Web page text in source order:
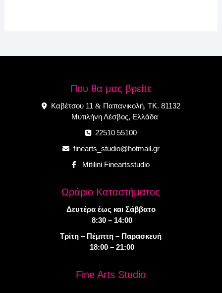
Που θα μας βρείτε
Καβέτσου 11 &Παπανικολή, ΤΚ. 81132
Μυτιλήνη Λέσβος, Ελλάδα
22510 55100
finearts_studio@hotmail.gr
Mitilini Fineartsstudio
Ωράριο Καταστήματος
Δευτέρα έως και Σάββατο
8:30 – 14:00
Τρίτη – Πέμπτη – Παρασκευή
18:00 – 21:00
Fine Arts Studio